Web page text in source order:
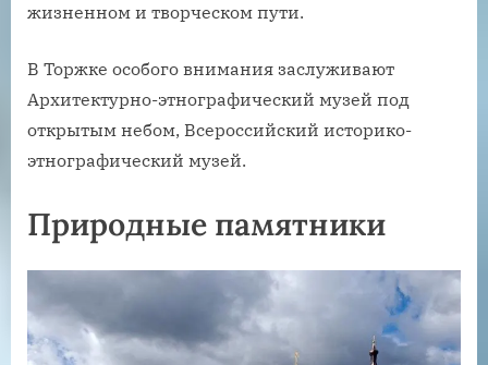
жизненном и творческом пути.
В Торжке особого внимания заслуживают
Архитектурно-этнографический музей под
открытым небом, Всероссийский историко-
этнографический музей.
Природные памятники